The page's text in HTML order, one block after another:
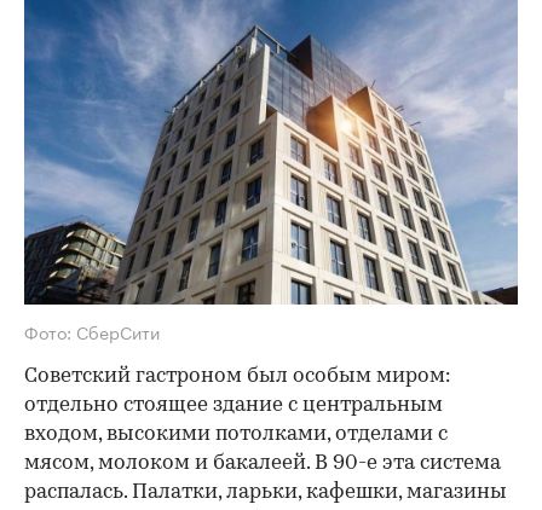
Фото: СберСити
Советский гастроном был особым миром:
отдельно стоящее здание с центральным
входом, высокими потолками, отделами с
мясом, молоком и бакалеей. В 90-е эта система
распалась. Палатки, ларьки, кафешки, магазины